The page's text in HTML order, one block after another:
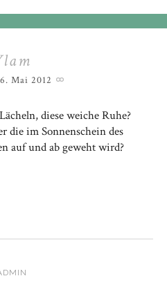
6. Mai 2012
diese weiche Ruhe?
die im Sonnenschein des
auf und ab geweht wird?